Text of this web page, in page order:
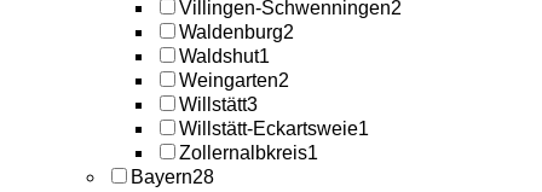
Villingen-Schwenningen2
Waldenburg2
Waldshut1
Weingarten2
Willstätt3
Willstätt-Eckartsweie1
Zollernalbkreis1
Bayern28